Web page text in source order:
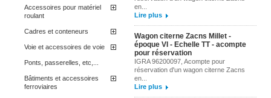
Accessoires pour matériel
roulant
Cadres et conteneurs
Voie et accessoires de voie
Ponts, passerelles, etc,...
Bâtiments et accessoires
ferroviaires
en...
Lire plus
Wagon citerne Zacns Millet -
époque VI - Echelle TT - acompte
pour réservation
IGRA 96200097, Acompte pour
réservation d'un wagon citerne Zacns
en...
Lire plus